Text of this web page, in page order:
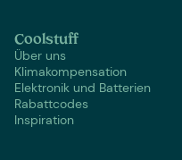
Coolstuff
Über uns
Klimakompensation
Elektronik und Batterien
Rabattcodes
Inspiration